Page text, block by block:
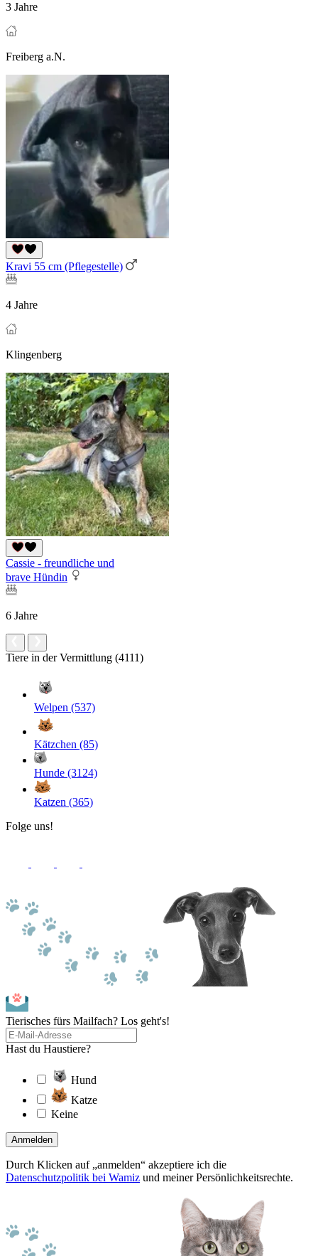
3 Jahre
Freiberg a.N.
Kravi 55 cm (Pflegestelle)
4 Jahre
Klingenberg
Cassie - freundliche und
brave Hündin
6 Jahre
Tiere in der Vermittlung (4111)
Welpen (537)
Kätzchen (85)
Hunde (3124)
Katzen (365)
Folge uns!
Tierisches fürs Mailfach? Los geht's!
Hast du Haustiere?
Hund
Katze
Keine
Anmelden
Durch Klicken auf „anmelden“ akzeptiere ich die
Datenschutzpolitik bei Wamiz und meiner Persönlichkeitsrechte.